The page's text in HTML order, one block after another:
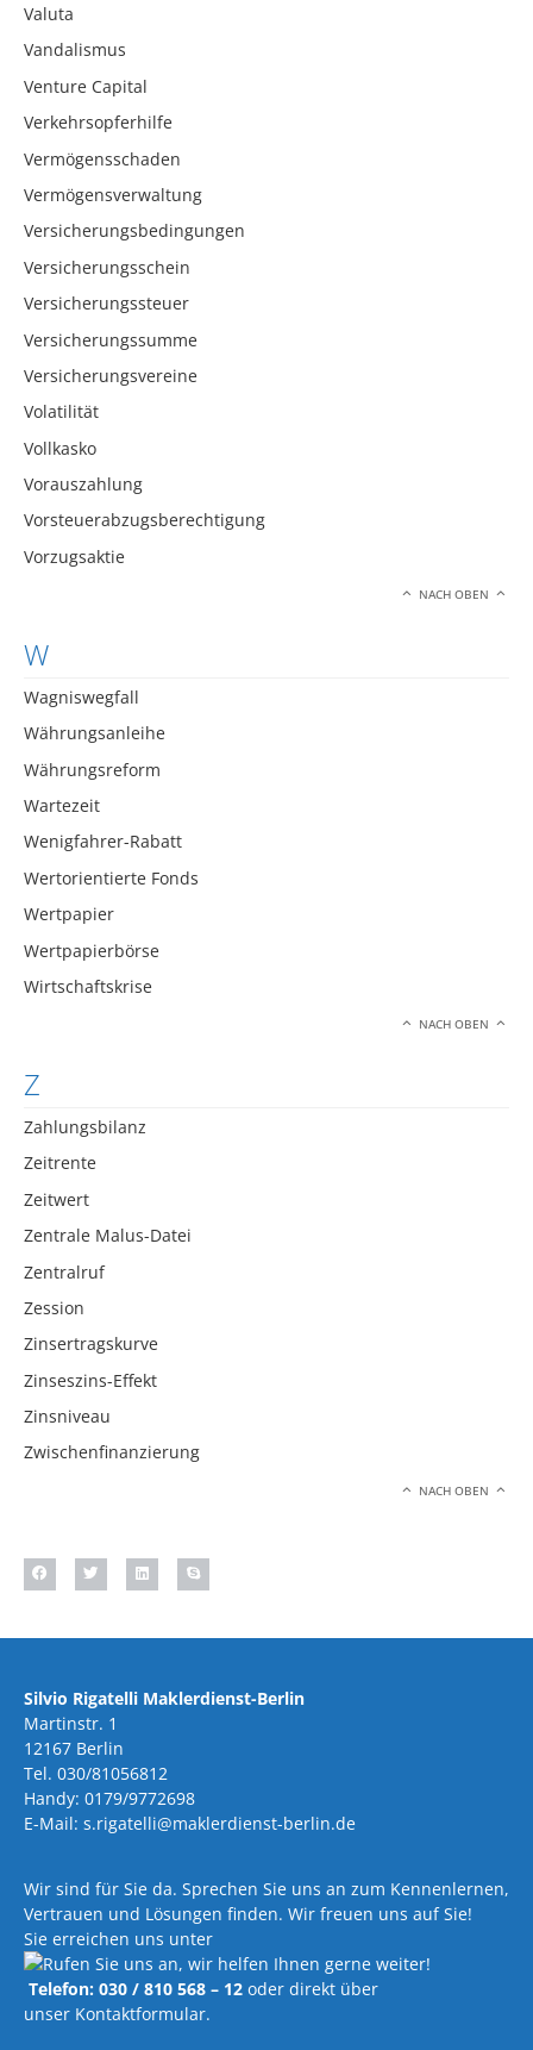
Valuta
Vandalismus
Venture Capital
Verkehrsopferhilfe
Vermögensschaden
Vermögensverwaltung
Versicherungsbedingungen
Versicherungsschein
Versicherungssteuer
Versicherungssumme
Versicherungsvereine
Volatilität
Vollkasko
Vorauszahlung
Vorsteuerabzugsberechtigung
Vorzugsaktie
NACH OBEN
W
Wagniswegfall
Währungsanleihe
Währungsreform
Wartezeit
Wenigfahrer-Rabatt
Wertorientierte Fonds
Wertpapier
Wertpapierbörse
Wirtschaftskrise
NACH OBEN
Z
Zahlungsbilanz
Zeitrente
Zeitwert
Zentrale Malus-Datei
Zentralruf
Zession
Zinsertragskurve
Zinseszins-Effekt
Zinsniveau
Zwischenfinanzierung
NACH OBEN
Silvio Rigatelli Maklerdienst-Berlin
Martinstr. 1
12167 Berlin
Tel. 030/81056812
Handy: 0179/9772698
E-Mail: s.rigatelli@maklerdienst-berlin.de
Wir sind für Sie da. Sprechen Sie uns an zum Kennenlernen,
Vertrauen und Lösungen finden. Wir freuen uns auf Sie!
Sie erreichen uns unter
Telefon: 030 / 810 568 – 12 oder direkt über
unser Kontaktformular.